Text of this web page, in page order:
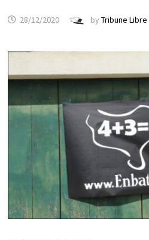
28/12/2020 by Tribune Libre